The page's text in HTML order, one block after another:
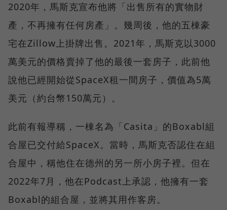
2020年，馬斯克宣布他將「出售所有的實物財
產，不再擁有任何房產」。幾周後，他的五棟豪
宅在Zillow上掛牌出售。2021年，馬斯克以3000
萬美元的價格賣掉了他的最後一套房子，此前他
說他已經開始從SpaceX租一間房子，價值為5萬
美元（約台幣150萬元）。
此前有報導稱，一棟名為「Casita」的Boxabl組
合屋已交付給SpaceX。當時，馬斯克否認住在組
合屋中，稱他住在德州的另一所小房子裡。但在
2022年7月，他在Podcast上承認，他擁有一套
Boxabl的組合屋，並將其用作客房。